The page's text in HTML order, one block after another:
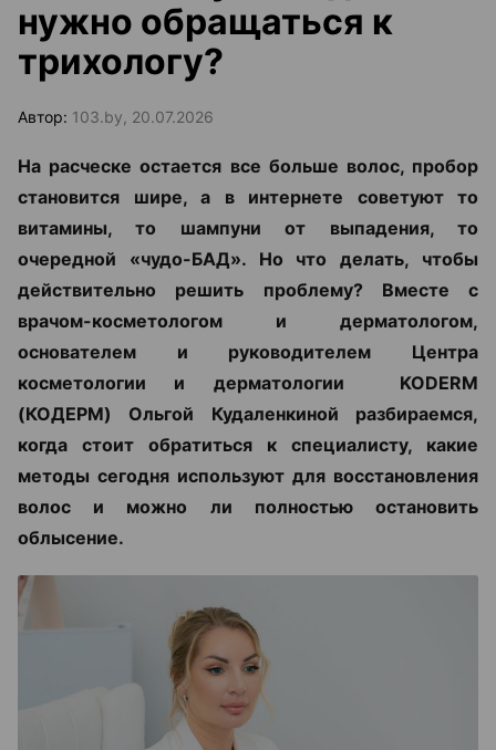
нужно обращаться к
трихологу?
Автор: 103.by, 20.07.2026
На расческе остается все больше волос, пробор
становится шире, а в интернете советуют то
витамины, то шампуни от выпадения, то
очередной «чудо-БАД». Но что делать, чтобы
действительно решить проблему? Вместе с
врачом-косметологом и дерматологом,
основателем и руководителем Центра
косметологии и дерматологии KODERM
(КОДЕРМ) Ольгой Кудаленкиной разбираемся,
когда стоит обратиться к специалисту, какие
методы сегодня используют для восстановления
волос и можно ли полностью остановить
облысение.